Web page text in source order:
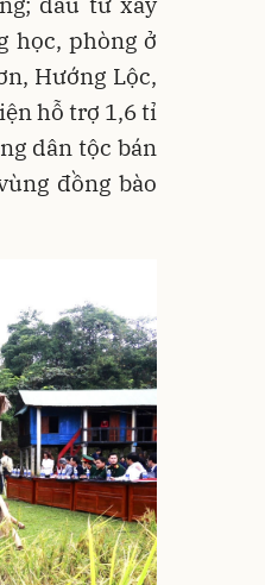
học, phòng ở
Hướng Lộc,
hỗ trợ 1,6 tỉ
dân tộc bán
đồng bào